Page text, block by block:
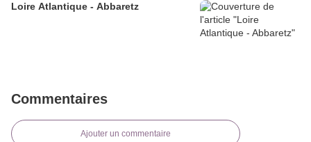
Loire Atlantique - Abbaretz
Commentaires
Ajouter un commentaire